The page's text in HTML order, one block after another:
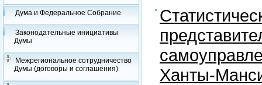
Дума и Федеральное Собрание
Законодательные инициативы
Думы
Межрегиональное сотрудничество
Думы (договоры и соглашения)
Ханты-